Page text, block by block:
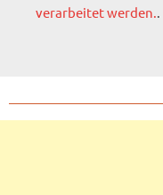
verarbeitet werden..